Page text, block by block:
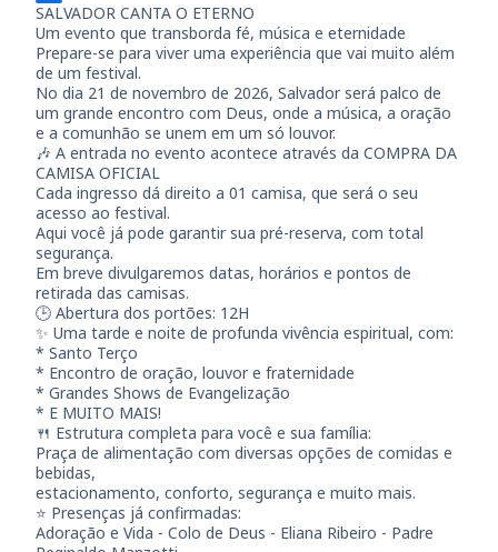
SALVADOR CANTA O ETERNO
Um evento que transborda fé, música e eternidade
Prepare-se para viver uma experiência que vai muito além
de um festival.
No dia 21 de novembro de 2026, Salvador será palco de
um grande encontro com Deus, onde a música, a oração
e a comunhão se unem em um só louvor.
🎶 A entrada no evento acontece através da COMPRA DA
CAMISA OFICIAL
Cada ingresso dá direito a 01 camisa, que será o seu
acesso ao festival.
Aqui você já pode garantir sua pré-reserva, com total
segurança.
Em breve divulgaremos datas, horários e pontos de
retirada das camisas.
🕒 Abertura dos portões: 12H
✨ Uma tarde e noite de profunda vivência espiritual, com:
* Santo Terço
* Encontro de oração, louvor e fraternidade
* Grandes Shows de Evangelização
* E MUITO MAIS!
🍴 Estrutura completa para você e sua família:
Praça de alimentação com diversas opções de comidas e
bebidas,
estacionamento, conforto, segurança e muito mais.
⭐ Presenças já confirmadas:
Adoração e Vida - Colo de Deus - Eliana Ribeiro - Padre